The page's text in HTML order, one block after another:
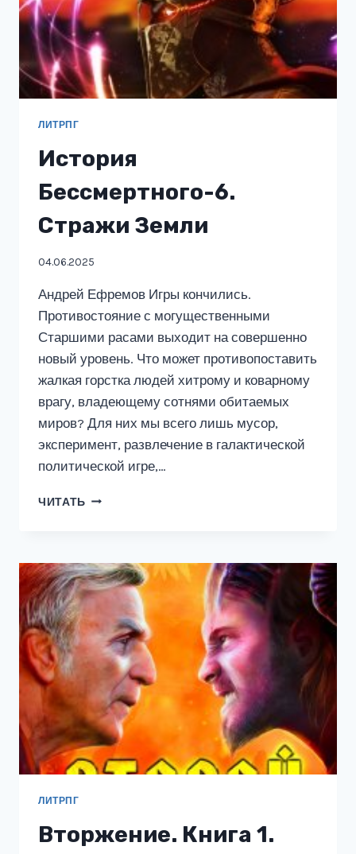
ЛИТРПГ
История
Бессмертного-6.
Стражи Земли
04.06.2025
Андрей Ефремов Игры кончились.
Противостояние с могущественными
Старшими расами выходит на совершенно
новый уровень. Что может противопоставить
жалкая горстка людей хитрому и коварному
врагу, владеющему сотнями обитаемых
миров? Для них мы всего лишь мусор,
эксперимент, развлечение в галактической
политической игре,…
ЧИТАТЬ ИСТОРИЯ
ЛИТРПГ
Вторжение. Книга 1.